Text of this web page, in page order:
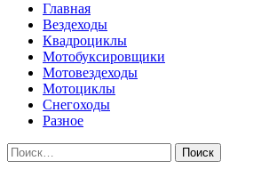
Главная
Вездеходы
Квадроциклы
Мотобуксировщики
Мотовездеходы
Мотоциклы
Снегоходы
Разное
Найти: